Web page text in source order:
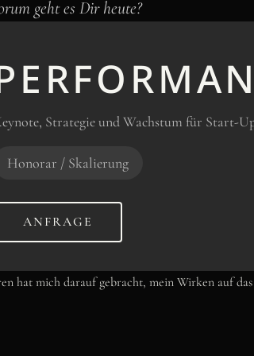
geht es Dir heute?
Strategie und Wachstum für Start-
Honorar / Skalierung
ANFRAGE
hat mich darauf gebracht, mein Wirken auf